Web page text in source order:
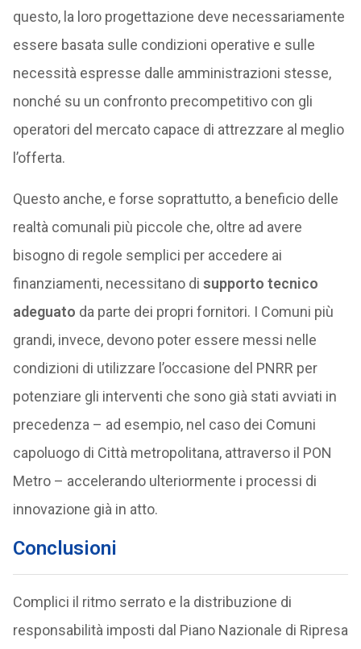
questo, la loro progettazione deve necessariamente
essere basata sulle condizioni operative e sulle
necessità espresse dalle amministrazioni stesse,
nonché su un confronto precompetitivo con gli
operatori del mercato capace di attrezzare al meglio
l’offerta.
Questo anche, e forse soprattutto, a beneficio delle
realtà comunali più piccole che, oltre ad avere
bisogno di regole semplici per accedere ai
finanziamenti, necessitano di supporto tecnico
adeguato da parte dei propri fornitori. I Comuni più
grandi, invece, devono poter essere messi nelle
condizioni di utilizzare l’occasione del PNRR per
potenziare gli interventi che sono già stati avviati in
precedenza – ad esempio, nel caso dei Comuni
capoluogo di Città metropolitana, attraverso il PON
Metro – accelerando ulteriormente i processi di
innovazione già in atto.
Conclusioni
Complici il ritmo serrato e la distribuzione di
responsabilità imposti dal Piano Nazionale di Ripresa